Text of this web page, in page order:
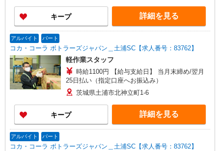
キープ 詳細を見る
アルバイト パート
コカ・コーラ ボトラーズジャパン＿土浦SC【求人番号：83762】
軽作業スタッフ
時給1100円 【給与支給日】 当月末締め/翌月
25日払い（指定口座へお振込み）
茨城県土浦市北神立町1-6
キープ 詳細を見る
アルバイト パート
コカ・コーラ ボトラーズジャパン＿土浦SC【求人番号：83762】